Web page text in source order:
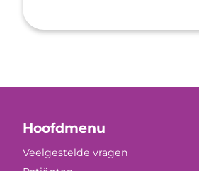
Hoofdmenu
Veelgestelde vragen